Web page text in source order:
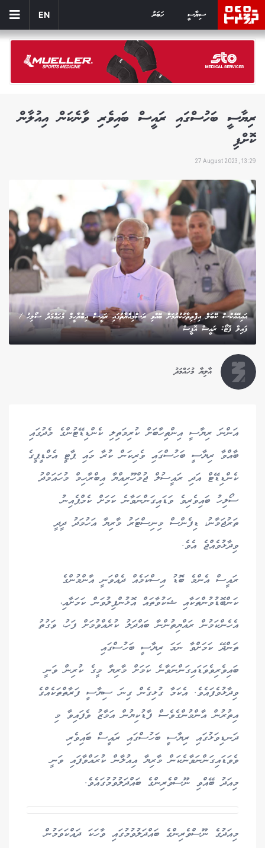
ސިޔާސީ ހަބަރު EN
ރިޔާސީ ބަހުސްގައި ރައީސް ބައިވެރި ވާނެކަން އިއުލާން
ކޮށްފި
27 August 2023, 13:29
އައިއޭއެކްސް ކޭބަލް އިފްތިތާހުކުރުމަށް ބޭއްވި ރަސްމިއްޔާތުގައި ރައީސް އިބްރާހީމް މުހައްމަދު ސޯލިހު /
ފައިލް ފޮޓޯ: ރައީސް އޮފީސް
އާލިޔާ މުހައްމަދު
އަންނަ ރިޔާސީ އިންތިހާބަށް ކުރިމަތިލި ކެންޑިޑޭޓުންގެ މެދުގައި
ބާއްވާ ރިޔާސީ ބަހުސްގައި ވެރިކަން ކުރާ މައި ޕާޓީ އެމްޑީޕީގެ
ކެންޑިޑޭޓް އަދި ރައީސުލް ޖުމްހޫރިއްޔާ އިބްރާހިމް މުހައަމްދު
ސޯލިހު ބައިވެރިވެ ވަޑައިގަންނަވާނެ ކަމަށް ކެމްޕެއިނު
ތަރުޖަމާނު، ޑިފެންސް މިނިސްޓަރު މާރިޔާ އަހުމަދު ދީދީ
ވިދާޅުވެއްޖެ އެވެ.
ރައީސް އެންމެ ބޮޑު އިސްކަމެއް ދެއްވަނީ އާންމުންގެ
ކަންބޮޑުވުންތަކާއި ޝަކުވާތައް އޮޅުންފިލުވަން ކަމަށާއި،
އެހެންކަމުން ރައްޔިތުންނާ ބައްދަލު ކުރެއްވުމަށް ފަހު، ވަގުތު
ތަންދޭ ކަމަށްވާ ނަމަ ރިޔާސީ ބަހުސްގައި
ބައިވެރިވެވަޑައިގަންނަވާނެ ކަމަށް މާރިޔާ މީގެ ކުރިން ވަނީ
ވިދާޅުވެފައެވެ. އެކަމާ ގުޅިގެން ގިނަ ސިޔާސީ ފަރާތްތަކެއްގެ
އިތުރުން އާންމުންގެވެސް ފާޑުކިޔުން އަމާޒު ވެފައިވާ މި
ދަނޑިވަޅުގައި ރިޔާސީ ބަހުސްގައި ރައީސް ބައިވެރި
ވެވަޑައިގަންނަވާނެކަން މާރިޔާ އިއުލާން ކުރައްވާފައި ވަނީ
މިއަދު ބޭއްވި ނޫސްވެރިންގެ ބައްދަލުވުމުގައެވެ.
މިއަދުގެ ނޫސްވެރިންގެ ބައްދަލުވުމުގައި ވާހަކަ ދައްކަވަމުން